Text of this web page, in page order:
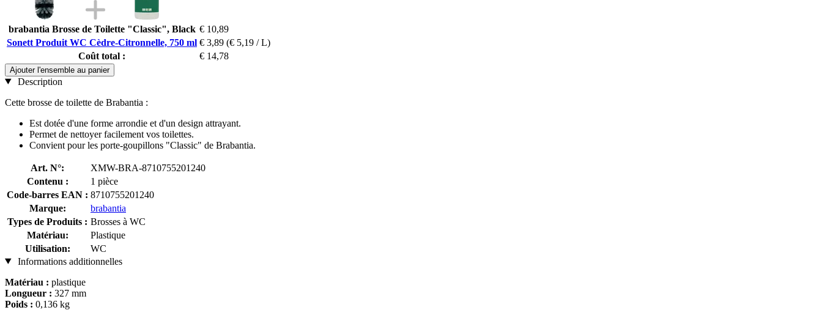
brabantia Brosse de Toilette "Classic", Black € 10,89
Sonett Produit WC Cèdre-Citronnelle, 750 ml € 3,89 (€ 5,19 / L)
Coût total :
€ 14,78
Ajouter l'ensemble au panier
Description
Cette brosse de toilette de Brabantia :
Est dotée d'une forme arrondie et d'un design attrayant.
Permet de nettoyer facilement vos toilettes.
Convient pour les porte-goupillons "Classic" de Brabantia.
Art. N°:
XMW-BRA-8710755201240
Contenu :
1 pièce
Code-barres EAN : 8710755201240
Marque:
brabantia
Types de Produits : Brosses à WC
Matériau:
Plastique
Utilisation:
WC
Informations additionnelles
Matériau : plastique
Longueur : 327 mm
Poids : 0,136 kg